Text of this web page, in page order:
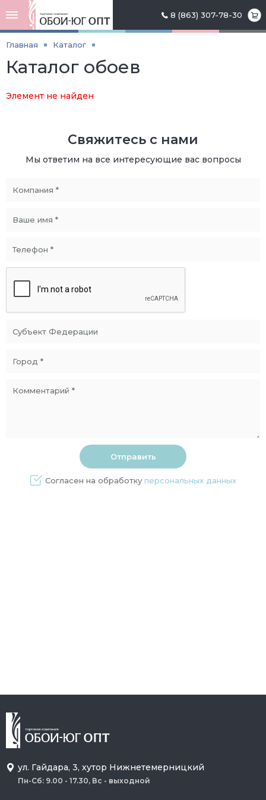
8 (863) 307-78-30
Главная Каталог
Каталог обоев
Элемент не найден
Свяжитесь с нами
Мы ответим на все интересующие вас вопросы
Согласен на обработку персональных данных
ул. Гайдара, 3, хутор Нижнетемерницкий
Пн-Сб: 9.00 - 17.30, Вс - выходной